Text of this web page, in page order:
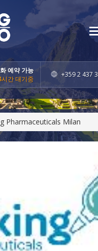
예약 가능
간 대기중
+359 2 437
Pharmaceuticals Milan